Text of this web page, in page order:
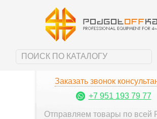
Заказать звонок
+7 951 193 79 77
Отправляем товары по всей